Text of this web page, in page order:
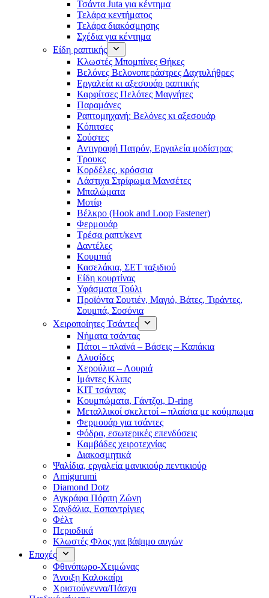
Τσάντα Juta για κέντημα
Τελάρα κεντήματος
Τελάρα διακόσμησης
Σχέδια για κέντημα
Είδη ραπτικής
Κλωστές Μπομπίνες Θήκες
Βελόνες Βελονοπεράστρες Δαχτυλήθρες
Εργαλεία κι αξεσουάρ ραπτικής
Καρφίτσες Πελότες Μαγνήτες
Παραμάνες
Ραπτομηχανή: Βελόνες κι αξεσουάρ
Κόπιτσες
Σούστες
Αντιγραφή Πατρόν, Εργαλεία μοδίστρας
Τρουκς
Κορδέλες, κρόσσια
Λάστιχα Στρίφωμα Μανσέτες
Μπαλώματα
Mοτίφ
Βέλκρο (Hook and Loop Fastener)
Φερμουάρ
Τρέσα ραπτ/κεντ
Δαντέλες
Κουμπιά
Κασελάκια, ΣΕΤ ταξιδιού
Είδη κουρτίνας
Υφάσματα Τούλι
Προϊόντα Σουτιέν, Μαγιό, Βάτες, Τιράντες,
Σουμπά, Σοσόνια
Χειροποίητες Τσάντες
Νήματα τσάντας
Πάτοι – πλαϊνά – Βάσεις – Καπάκια
Αλυσίδες
Χερούλια – Λουριά
Ιμάντες Κλιπς
ΚΙΤ τσάντας
Κουμπώματα, Γάντζοι, D-ring
Μεταλλικοί σκελετοί – πλαίσια με κούμπωμα
Φερμουάρ για τσάντες
Φόδρα, εσωτερικές επενδύσεις
Καμβάδες χειροτεχνίας
Διακοσμητικά
Ψαλίδια, εργαλεία μανικιούρ πεντικιούρ
Amigurumi
Diamond Dotz
Αγκράφα Πόρπη Ζώνη
Σανδάλια, Εσπαντρίγιες
Φέλτ
Περιοδικά
Κλωστές Φλος για βάψιμο αυγών
Εποχές
Φθινόπωρο-Χειμώνας
Άνοιξη Καλοκαίρι
Χριστούγεννα/Πάσχα